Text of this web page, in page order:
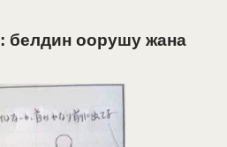
белдин оорушу жана